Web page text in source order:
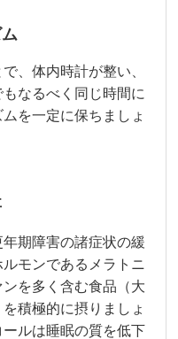
、体内時計が整い、
なるべく同じ時間に
を一定に保ちましょ
期障害の諸症状の緩
モンであるメラトニ
を多く含む食品（大
積極的に摂りましょ
ルは睡眠の質を低下